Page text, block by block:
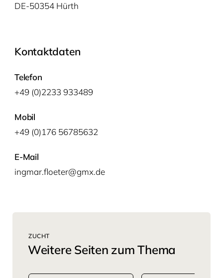
DE-50354 Hürth
Kontaktdaten
Telefon
+49 (0)2233 933489
Mobil
+49 (0)176 56785632
E-Mail
ingmar.floeter@gmx.de
ZUCHT
Weitere Seiten zum Thema